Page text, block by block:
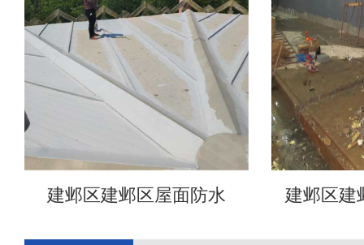
建邺区建邺区屋面防水 建邺区建